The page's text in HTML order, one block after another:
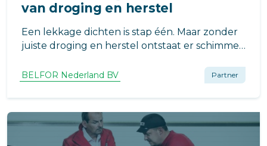
van droging en herstel
Een lekkage dichten is stap één. Maar zonder
juiste droging en herstel ontstaat er schimmel
dit in één traject aanpakt.
BELFOR Nederland BV Partner